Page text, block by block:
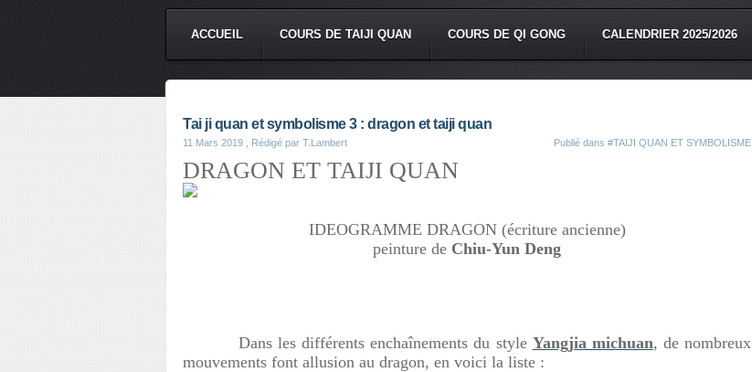
ACCUEIL COURS DE TAIJI QUAN COURS DE QI GONG CALENDRIER 2025/2026
Tai ji quan et symbolisme 3 : dragon et taiji quan
11 Mars 2019 , Rédigé par T.Lambert Publié dans #TAIJI QUAN ET SYMBOLISME
DRAGON ET TAIJI QUAN
IDEOGRAMME DRAGON (écriture ancienne)
peinture de Chiu-Yun Deng
Dans les différents enchaînements du style Yangjia michuan, de nombreux
mouvements font allusion au dragon, en voici la liste :